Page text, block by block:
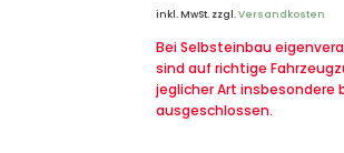
inkl. MwSt. zzgl.Versandkosten
Bei Selbsteinbau
sind auf richtige
jeglicher Art insbesondere
ausgeschlossen.